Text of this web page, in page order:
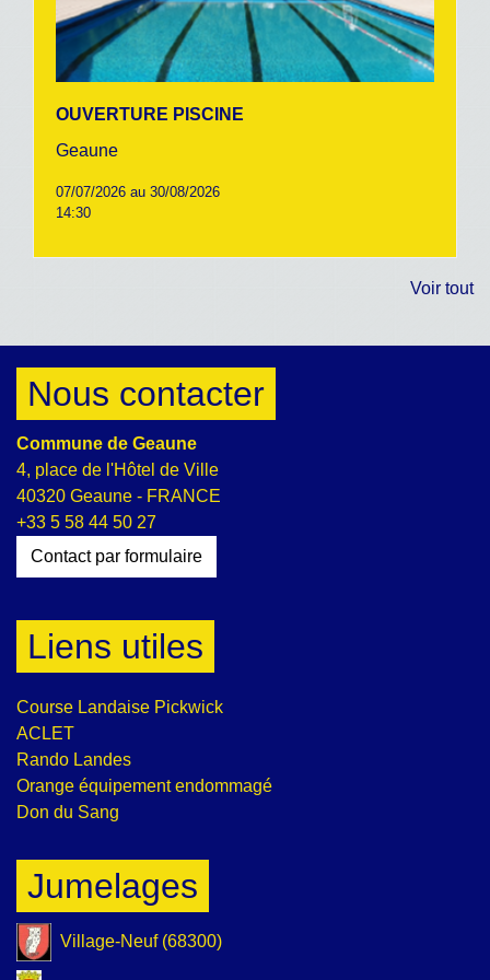
OUVERTURE PISCINE
Geaune
07/07/2026 au 30/08/2026
14:30
Voir tout
Nous contacter
Commune de Geaune
4, place de l'Hôtel de Ville
40320 Geaune - FRANCE
+33 5 58 44 50 27
Contact par formulaire
Liens utiles
Course Landaise Pickwick
ACLET
Rando Landes
Orange équipement endommagé
Don du Sang
Jumelages
Village-Neuf (68300)